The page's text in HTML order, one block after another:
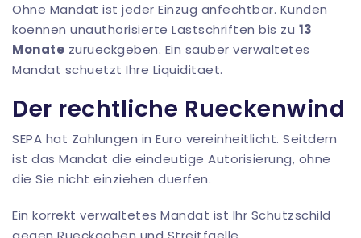
Ohne Mandat ist jeder Einzug anfechtbar. Kunden
koennen unauthorisierte Lastschriften bis zu 13
Monate zurueckgeben. Ein sauber verwaltetes
Mandat schuetzt Ihre Liquiditaet.
Der rechtliche Rueckenwind
SEPA hat Zahlungen in Euro vereinheitlicht. Seitdem
ist das Mandat die eindeutige Autorisierung, ohne
die Sie nicht einziehen duerfen.
Ein korrekt verwaltetes Mandat ist Ihr Schutzschild